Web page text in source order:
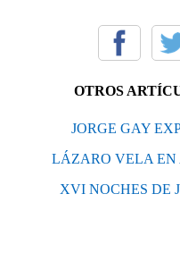
OTROS
JORGE GAY
LÁZARO VELA
XVI NOCHES DE